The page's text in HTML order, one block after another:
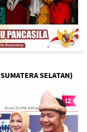
SELATAN)